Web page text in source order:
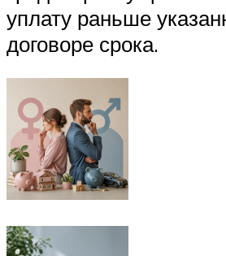
уплату раньше
договоре срока.